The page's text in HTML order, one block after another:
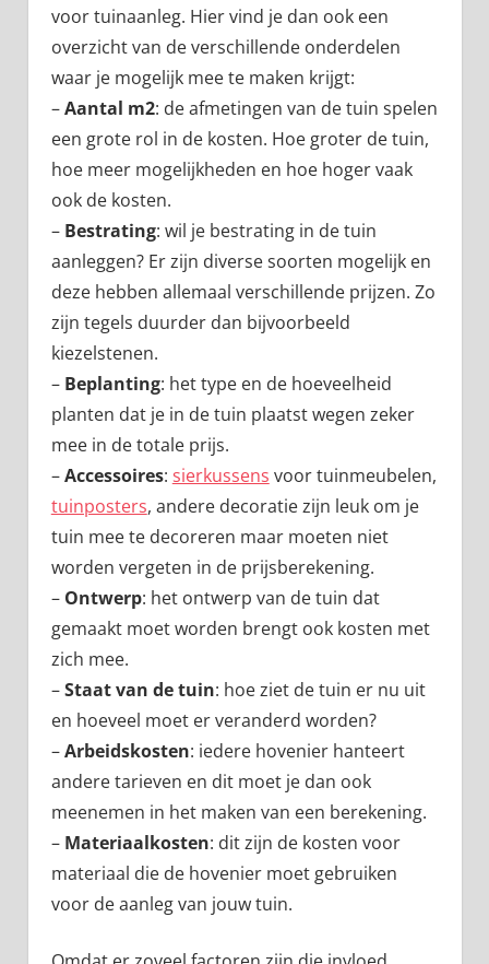
voor tuinaanleg. Hier vind je dan ook een
overzicht van de verschillende onderdelen
waar je mogelijk mee te maken krijgt:
–Aantal m2: de afmetingen van de tuin spelen
een grote rol in de kosten. Hoe groter de tuin,
hoe meer mogelijkheden en hoe hoger vaak
ook de kosten.
– Bestrating: wil je bestrating in de tuin
aanleggen? Er zijn diverse soorten mogelijk en
deze hebben allemaal verschillende prijzen. Zo
zijn tegels duurder dan bijvoorbeeld
kiezelstenen.
– Beplanting: het type en de hoeveelheid
planten dat je in de tuin plaatst wegen zeker
mee in de totale prijs.
–Accessoires: sierkussens voor tuinmeubelen,
tuinposters, andere decoratie zijn leuk om je
tuin mee te decoreren maar moeten niet
worden vergeten in de prijsberekening.
– Ontwerp: het ontwerp van de tuin dat
gemaakt moet worden brengt ook kosten met
zich mee.
–Staat van de tuin: hoe ziet de tuin er nu uit
en hoeveel moet er veranderd worden?
–Arbeidskosten: iedere hovenier hanteert
andere tarieven en dit moet je dan ook
meenemen in het maken van een berekening.
– Materiaalkosten: dit zijn de kosten voor
materiaal die de hovenier moet gebruiken
voor de aanleg van jouw tuin.